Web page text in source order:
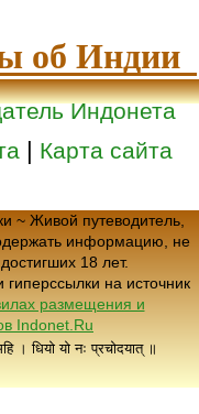
об Индии
Индонета
| Карта сайта
~ Живой путеводитель,
информацию, не
18 лет.
на источник
размещения и
Indonet.Ru
। धियो यो नः प्रचोदयात् ॥